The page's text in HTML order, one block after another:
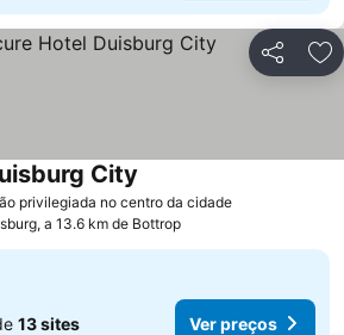
Partilhar
privilegiada no centro da cidadeVer preços
City
a 13.6 km de Bottrop
13 sites Ver preços